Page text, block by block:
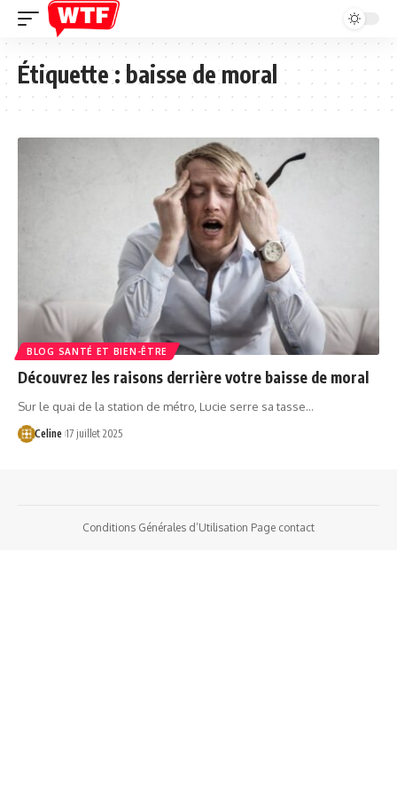
Étiquette :baisse de moral
BLOG SANTÉ ET BIEN-ÊTRE
Découvrez les raisons derrière votre baisse de moral
Sur le quai de la station de métro, Lucie serre sa tasse…
Celine 17 juillet 2025
Conditions Générales d’Utilisation Page contact